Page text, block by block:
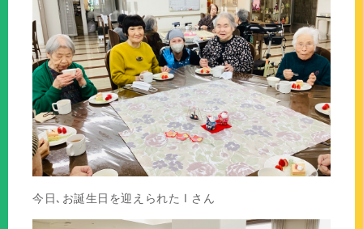
今日､お誕生日を迎えられた I さん